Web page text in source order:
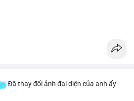
Đã thay đổi ảnh đại diện của anh ấy